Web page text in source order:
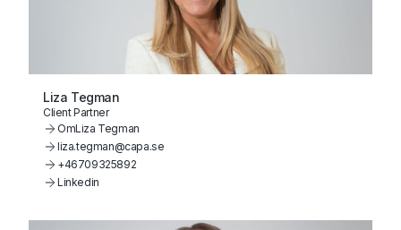
Liza Tegman
Client Partner
OmLiza Tegman
liza.tegman@capa.se
+46709325892
Linkedin